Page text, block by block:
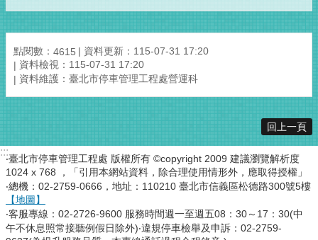
點閱數： 4615
資料更新：115-07-31 17:20
資料檢視：115-07-31 17:20
資料維護：臺北市停車管理工程處營運科
回上一頁
:::
‧臺北市停車管理工程處 版權所有 ©copyright 2009 建議瀏覽解析度
1024 x 768 ，「引用本網站資料，除合理使用情形外，應取得授權」
‧總機：02-2759-0666，地址：110210 臺北市信義區松德路300號5樓
【地圖】
‧客服專線：02-2726-9600 服務時間週一至週五08：30～17：30(中
午不休息照常接聽例假日除外)‧違規停車檢舉及申訴：02-2759-